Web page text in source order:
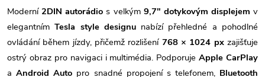
Moderní 2DIN autorádio s velkým 9,7" dotykovým displejem v
elegantnímTesla style designunabízí přehledné a pohodlné
ovládání během jízdy, přičemž rozlišení 768 × 1024 pxzajišťuje
ostrý obraz pro navigaci i multimédia. PodporujeApple CarPlay
aAndroid Auto pro snadné propojení s telefonem, Bluetooth